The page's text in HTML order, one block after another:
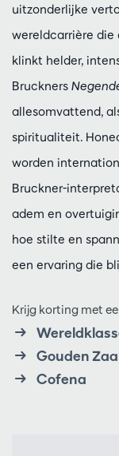
uitzonderlijke
wereldcarrière die
klinkt helder,
Bruckners
allesomvattend,
spiritualiteit.
worden
Bruckner-
adem en
hoe stilte en
een ervaring die
Krijg korting met
Gouden
Cofena